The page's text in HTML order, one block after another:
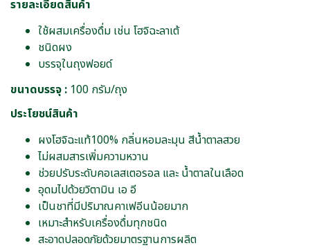
รายละเอียดสินค้า
ใช้ผสมเครื่องดื่ม เช่น โฮจิฉะลาเต้
ชนิดผง
บรรจุในถุงฟอยด์
ขนาดบรรจุ : 100 กรัม/ถุง
ประโยชน์สินค้า
ผงโฮจิฉะแท้100% กลิ่นหอมละมุน สีน้ำตาลสวย
ไม่ผสมสารเพิ่มความหวาน
ช่วยปรับระดับคอเลสเตอรอล และ น้ำตาลในเลือด
อุดมไปด้วยวิตามิน เอ อี
เป็นชาที่มีปริมาณคาเฟอีนน้อยมาก
เหมาะสำหรับเครื่องดื่มทุกชนิด
สะอาดปลอดภัยด้วยมาตรฐานการผลิต